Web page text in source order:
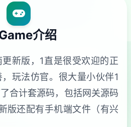
介绍
新版，1直是很受欢迎的正
玩法仿官。很大量小伙伴1
合计套源码，包括网关源码
版还配有手机端文件（有兴